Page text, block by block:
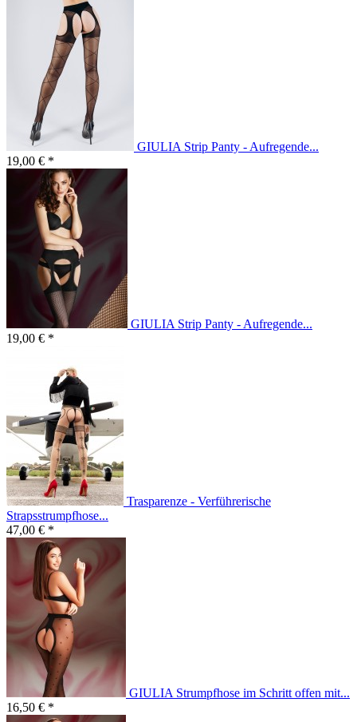
GIULIA Strip Panty - Aufregende...
19,00 € *
GIULIA Strip Panty - Aufregende...
19,00 € *
Trasparenze - Verführerische
Strapsstrumpfhose...
47,00 € *
GIULIA Strumpfhose im Schritt offen mit...
16,50 € *